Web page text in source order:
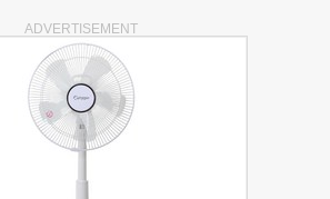
ADVERTISEMENT